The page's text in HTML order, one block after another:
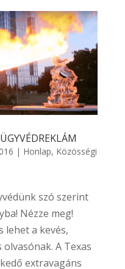
| Honlap, Közösségi
szó szerint
Nézze meg!
lehet a kevés,
A Texas
extravagáns